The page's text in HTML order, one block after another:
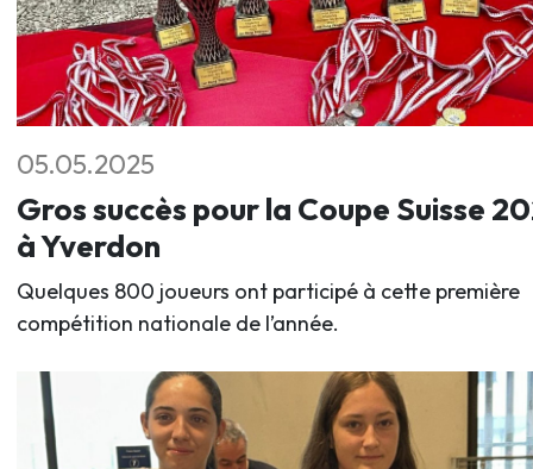
05.05.2025
Gros succès pour la Coupe Suisse
à Yverdon
Quelques 800 joueurs ont participé à cette première
compétition nationale de l’année.